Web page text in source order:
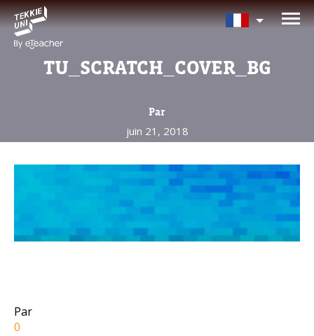
TU_SCRATCH_COVER_BG
Par
juin 21, 2018
Par
0
Avez-vous besoin d'aide pour
choisir votre cours?
Nom complet d'un parent
Âge de votre enfant